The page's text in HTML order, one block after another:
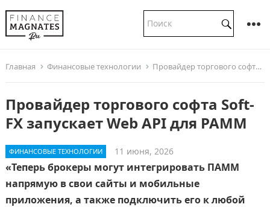
Главная Финансовые технологии Провайдер торгового софта Soft-FX запускает Web API для PAMM
Провайдер торгового софта Soft-
FX запускает Web API для PAMM
ФИНАНСОВЫЕ ТЕХНОЛОГИИ 11 июня, 2026
«Теперь брокеры могут интегрировать ПАММ
напрямую в свои сайты и мобильные
приложения, а также подключить его к любой